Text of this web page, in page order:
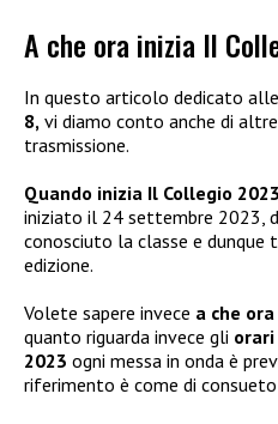
A che ora inizia Il
In questo articolo dedicato alle
8, vi diamo conto anche di altre
trasmissione.
Quando inizia Il Collegio
iniziato il 24 settembre 2023,
conosciuto la classe e
edizione.
Volete sapere invece a che
quanto riguarda invece gli orari
2023 ogni messa in onda è
riferimento è come di consueto